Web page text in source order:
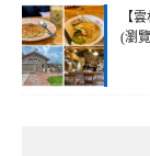
【
(瀏